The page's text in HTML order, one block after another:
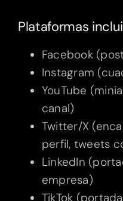
Plataformas
Facebook
Instagram
YouTube
canal)
Twitter/X
perfil, tweets
LinkedIn
empresa)
TikTok